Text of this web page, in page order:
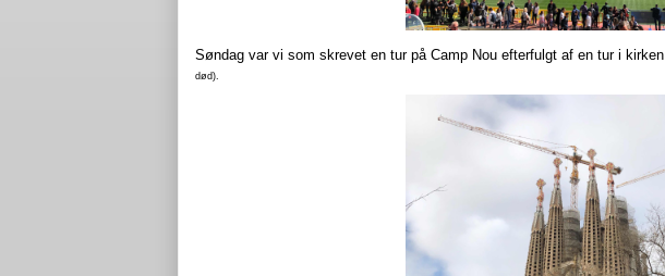
Søndag var vi som skrevet en tur på Camp Nou efterfulgt af en tur i kirken
død).